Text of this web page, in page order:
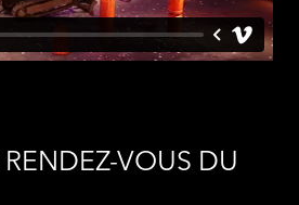
RENDEZ-VOUS DU